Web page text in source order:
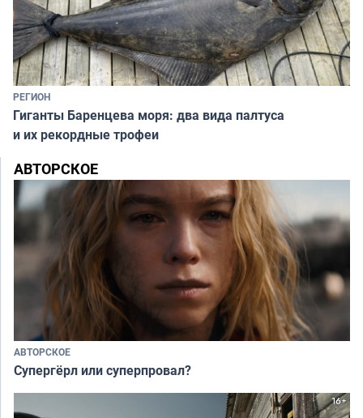
РЕГИОН
Гиганты Баренцева моря: два вида палтуса
и их рекордные трофеи
АВТОРСКОЕ
АВТОРСКОЕ
Супергёрл или суперпровал?